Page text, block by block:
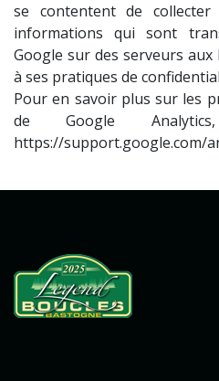
se contentent de
informations qui sont
Google sur des serveurs
à ses pratiques de
Pour en savoir plus sur les
de Google
https://support.google.com/